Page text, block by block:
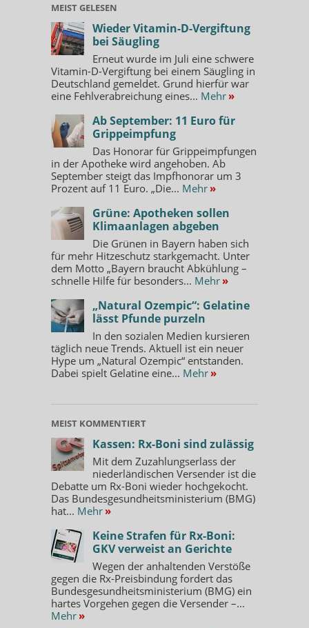
MEIST GELESEN
Wieder Vitamin-D-Vergiftung
bei Säugling
Erneut wurde im Juli eine schwere
Vitamin-D-Vergiftung bei einem Säugling in
Deutschland gemeldet. Grund hierfür war
eine Fehlverabreichung eines... Mehr »
Ab September: 11 Euro für
Grippeimpfung
Das Honorar für Grippeimpfungen
in der Apotheke wird angehoben. Ab
September steigt das Impfhonorar um 3
Prozent auf 11 Euro. „Die... Mehr »
Grüne: Apotheken sollen
Klimaanlagen abgeben
Die Grünen in Bayern haben sich
für mehr Hitzeschutz starkgemacht. Unter
dem Motto „Bayern braucht Abkühlung –
schnelle Hilfe für besonders... Mehr »
„Natural Ozempic“: Gelatine
lässt Pfunde purzeln
In den sozialen Medien kursieren
täglich neue Trends. Aktuell ist ein neuer
Hype um „Natural Ozempic“ entstanden.
Dabei spielt Gelatine eine... Mehr »
MEIST KOMMENTIERT
Kassen: Rx-Boni sind zulässig
Mit dem Zuzahlungserlass der
niederländischen Versender ist die
Debatte um Rx-Boni wieder hochgekocht.
Das Bundesgesundheitsministerium (BMG)
hat... Mehr »
Keine Strafen für Rx-Boni:
GKV verweist an Gerichte
Wegen der anhaltenden Verstöße
gegen die Rx-Preisbindung fordert das
Bundesgesundheitsministerium (BMG) ein
hartes Vorgehen gegen die Versender –...
Mehr »